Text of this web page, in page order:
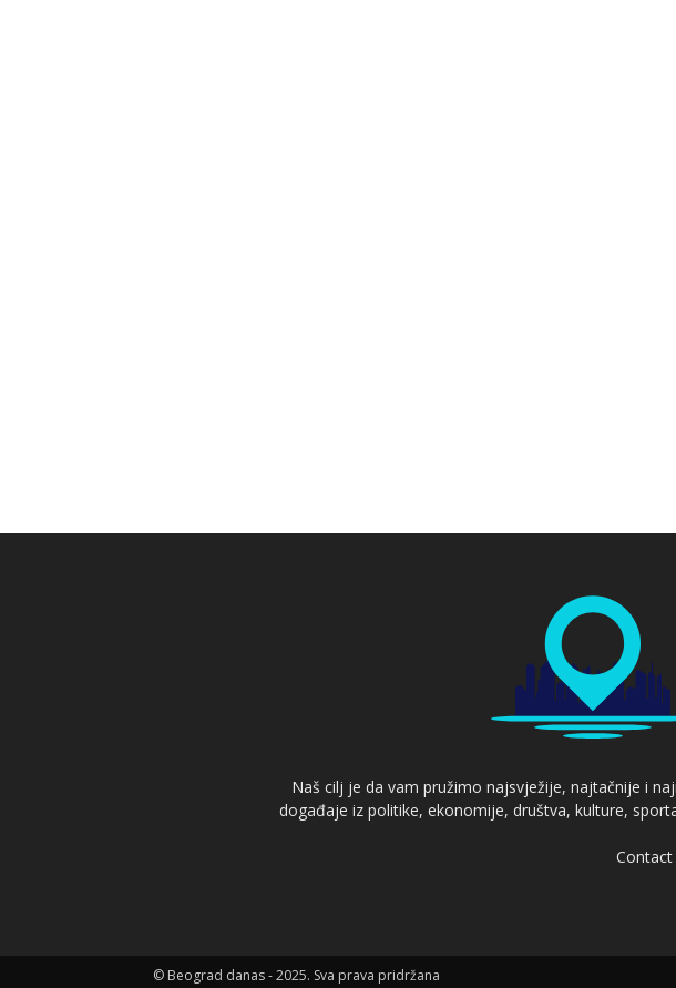
Naš cilj je da vam pružimo najsvježije, najtačnije i
događaje iz politike, ekonomije, društva, kulture,
© Beograd danas - 2025. Sva prava pridržana